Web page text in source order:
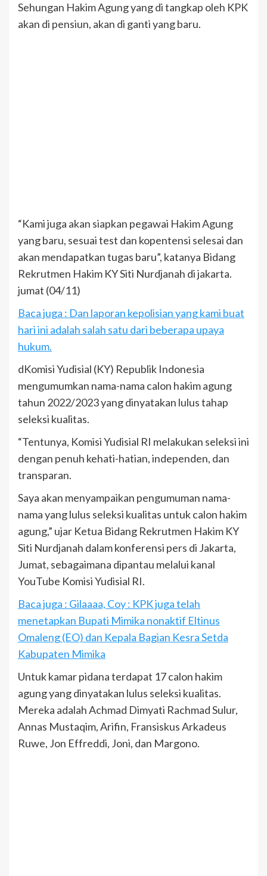
Sehungan Hakim Agung yang di tangkap oleh KPK
akan di pensiun, akan di ganti yang baru.
“Kami juga akan siapkan pegawai Hakim Agung
yang baru, sesuai test dan kopentensi selesai dan
akan mendapatkan tugas baru”, katanya Bidang
Rekrutmen Hakim KY Siti Nurdjanah di jakarta.
jumat (04/11)
Baca juga : Dan laporan kepolisian yang kami buat
hari ini adalah salah satu dari beberapa upaya
hukum.
dKomisi Yudisial (KY) Republik Indonesia
mengumumkan nama-nama calon hakim agung
tahun 2022/2023 yang dinyatakan lulus tahap
seleksi kualitas.
“Tentunya, Komisi Yudisial RI melakukan seleksi ini
dengan penuh kehati-hatian, independen, dan
transparan.
Saya akan menyampaikan pengumuman nama-
nama yang lulus seleksi kualitas untuk calon hakim
agung,” ujar Ketua Bidang Rekrutmen Hakim KY
Siti Nurdjanah dalam konferensi pers di Jakarta,
Jumat, sebagaimana dipantau melalui kanal
YouTube Komisi Yudisial RI.
Baca juga : Gilaaaa, Coy : KPK juga telah
menetapkan Bupati Mimika nonaktif Eltinus
Omaleng (EO) dan Kepala Bagian Kesra Setda
Kabupaten Mimika
Untuk kamar pidana terdapat 17 calon hakim
agung yang dinyatakan lulus seleksi kualitas.
Mereka adalah Achmad Dimyati Rachmad Sulur,
Annas Mustaqim, Arifin, Fransiskus Arkadeus
Ruwe, Jon Effreddi, Joni, dan Margono.